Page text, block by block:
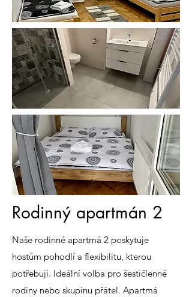
Rodinný apartmán 2
Naše rodinné apartmá 2 poskytuje
hostům pohodlí a flexibilitu, kterou
potřebují. Ideální volba pro šestičlenné
rodiny nebo skupinu přátel. Apartmá